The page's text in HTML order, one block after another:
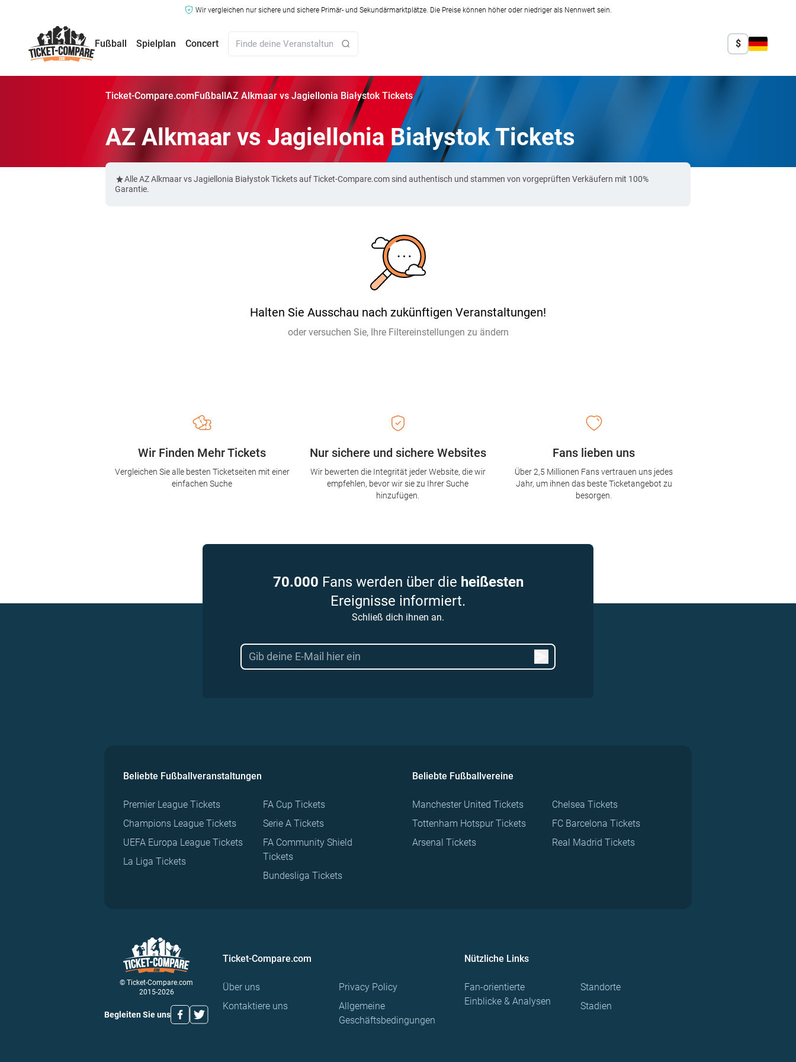
Wir vergleichen nur sichere und sichere Primär- und Sekundärmarktplätze. Die Preise können höher oder niedriger als Nennwert sein.
Fußball Spielplan Concert $
Ticket-Compare.comFußballAZ Alkmaar vs Jagiellonia Białystok Tickets
AZ Alkmaar vs Jagiellonia Białystok Tickets
Alle AZ Alkmaar vs Jagiellonia Białystok Tickets auf Ticket-Compare.com sind authentisch und stammen von vorgeprüften Verkäufern mit 100%
Garantie.
Halten Sie Ausschau nach zukünftigen Veranstaltungen!
oder versuchen Sie, Ihre Filtereinstellungen zu ändern
Nur sichere und sichere Websites
Wir bewerten die Integrität jeder Website, die wir
empfehlen, bevor wir sie zu Ihrer Suche
hinzufügen.
Wir Finden Mehr Tickets
Vergleichen Sie alle besten Ticketseiten mit einer
einfachen Suche
Fans lieben uns
Über 2,5 Millionen Fans vertrauen uns jedes
Jahr, um ihnen das beste Ticketangebot zu
besorgen.
70.000 Fans werden über die heißesten
Ereignisse informiert.
Schließ dich ihnen an.
Beliebte Fußballveranstaltungen
Premier League Tickets
Champions League Tickets
UEFA Europa League Tickets
La Liga Tickets
FA Cup Tickets
Serie A Tickets
FA Community Shield
Tickets
Bundesliga Tickets
Beliebte Fußballvereine
Manchester United Tickets
Tottenham Hotspur Tickets
Arsenal Tickets
Chelsea Tickets
FC Barcelona Tickets
Real Madrid Tickets
© Ticket-Compare.com
2015-2026
Begleiten Sie uns
Ticket-Compare.com
Über uns
Kontaktiere uns
Privacy Policy
Allgemeine
Geschäftsbedingungen
Nützliche Links
Fan-orientierte
Einblicke & Analysen
Standorte
Stadien